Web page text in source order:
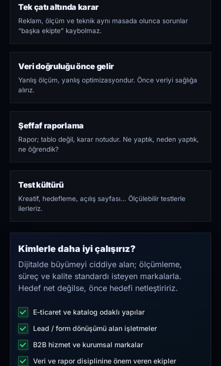
Tek çatı altında karar
Reklam, ölçüm ve teknik aynı masada olunca sorunlar
“başka ekipte” kaybolmaz.
Veri doğruluğu önce gelir
Yanlış ölçüm, yanlış optimizasyondur. Önce veriyi sağlığa
alırız.
Şeffaf raporlama
Rapor; tablo değil, karar notudur. Ne yaptık, neden yaptık,
ne öğrendik?
Test kültürü
Kreatif, hedefleme, açılış sayfası… Ölçülebilir testlerle
ilerleriz.
Kimlerle daha iyi çalışırız?
Dijitalde büyümeyi ciddiye alan; ölçümleme,
süreç ve kalite standardı isteyen markalarla.
Hedef net değilse, önce hedefi netleştiririz.
E-ticaret ve katalog odaklı yapılar
Lead / form dönüşümü alan işletmeler
B2B hizmet ve kurumsal markalar
Veri ve rapor disiplinine önem veren ekipler